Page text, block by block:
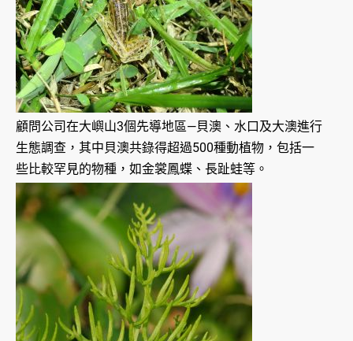
顧問公司在大嶼山3個先導地區—貝澳、水口及大澳進行
生態調查，其中貝澳共錄得超過500種動植物，包括一
些比較罕見的物種，如金裳鳳蝶、長趾蛙等。